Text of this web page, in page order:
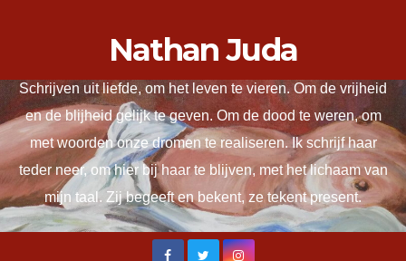
inhoud
Nathan Juda
Schrijven uit liefde, om het leven te vieren. Om de vrijheid
en de blijheid gelijk te geven. Om de dood te weren, om
met woorden onze dromen te realiseren. Ik schrijf haar
teder neer, om hier bij haar te blijven, met het lichaam van
mijn taal. Zij begeeft en bekent, ze tekent present.